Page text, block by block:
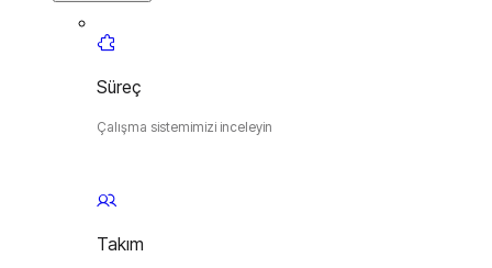
Süreç
Çalışma sistemimizi inceleyin
Takım